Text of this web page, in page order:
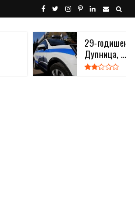
29-годишен
Дупница, ...